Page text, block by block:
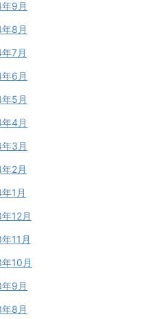
9月
8月
7月
6月
5月
4月
3月
2月
1月
12月
11月
10月
9月
8月